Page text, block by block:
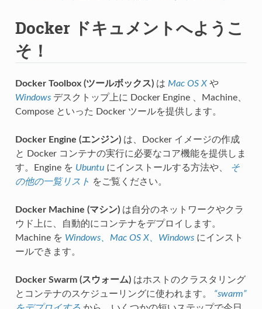
Docker ドキュメントへようこ
そ！
Docker Toolbox (ツールボックス)は Mac OS Xや
Windowsデスクトップ上に Docker Engine 、Machine、
Compose といった Docker ツールを提供します。
Docker Engine (エンジン)は、Docker イメージの作成
と Docker コンテナの実行に必要なコア機能を提供しま
す。Engine を Ubuntuにインストールする方法や、
そ
の他の一覧リスト をご覧ください。
Docker Machine (マシン)は自分のネットワークやクラ
ウド上に、自動的にコンテナをデプロイします。
Machine を Windows、Mac OS X、Windowsにインスト
ールできます。
Docker Swarm (スウォーム)はホストのクラスタリング
とコンテナのスケジューリングに使われます。 “swarm”